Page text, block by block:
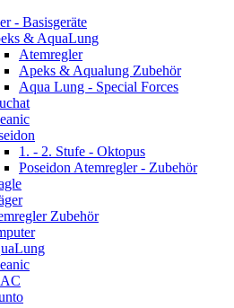
- Basisgeräte
& AquaLung
Atemregler
Apeks & Aqualung Zubehör
Aqua Lung - Special Forces
1. - 2. Stufe - Oktopus
Poseidon Atemregler - Zubehör
Zubehör